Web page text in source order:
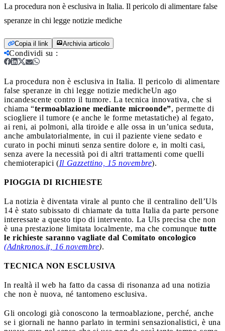
La procedura non è esclusiva in Italia. Il pericolo di alimentare false
speranze in chi legge notizie mediche
Copia il link Archivia articolo
Condividi su :
La procedura non è esclusiva in Italia. Il pericolo di alimentare
false speranze in chi legge notizie medicheUn ago
incandescente contro il tumore. La tecnica innovativa, che si
chiama “termoablazione mediante microonde”, permette di
sciogliere il tumore (e anche le forme metastatiche) al fegato,
ai reni, ai polmoni, alla tiroide e alle ossa in un’unica seduta,
anche ambulatorialmente, in cui il paziente viene sedato e
curato in pochi minuti senza sentire dolore e, in molti casi,
senza avere la necessità poi di altri trattamenti come quelli
chemioterapici (Il Gazzettino, 15 novembre).
PIOGGIA DI RICHIESTE
La notizia è diventata virale al punto che il centralino dell’Uls
14 è stato subissato di chiamate da tutta Italia da parte persone
interessate a questo tipo di intervento. La Uls precisa che non
è una prestazione limitata localmente, ma che comunque tutte
le richieste saranno vagliate dal Comitato oncologico
(Adnkronos.it, 16 novembre).
TECNICA NON ESCLUSIVA
In realtà il web ha fatto da cassa di risonanza ad una notizia
che non è nuova, né tantomeno esclusiva.
Gli oncologi già conoscono la termoablazione, perché, anche
se i giornali ne hanno parlato in termini sensazionalistici, è una